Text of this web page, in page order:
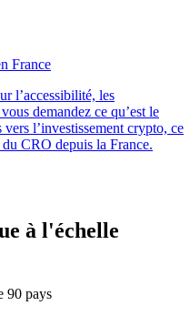
France
l’accessibilité, les
demandez ce qu’est le
l’investissement crypto, ce
CRO depuis la France.
à l'échelle
90 pays